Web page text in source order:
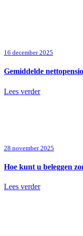
16 december 2025
Gemiddelde
Lees verder
28 november 2025
Hoe kunt u beleggen
Lees verder